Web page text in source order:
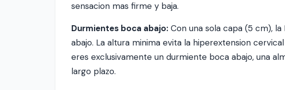
sensacion mas firme y baja.
Durmientes boca abajo: Con una sola capa (5 cm),
abajo. La altura minima evita la hiperextension
eres exclusivamente un durmiente boca abajo, una
largo plazo.